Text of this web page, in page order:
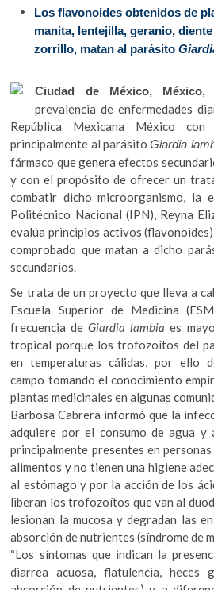
e
b
o
k
itt
er
at
s
p
p
Los flavonoides obtenidos de
manita, lentejilla, geranio,
zorrillo, matan al parásito
Ciudad de México, México,
prevalencia de enfermedades
República Mexicana México
principalmente al parásitoGiardia
fármaco que genera efectos
y con el propósito de ofrecer un
combatir dicho microorganismo, la
Politécnico Nacional (IPN), Reyna
evalúa principios activos
comprobado que matan a dicho
secundarios.
Se trata de un proyecto que lleva a
Escuela Superior de Medicina
frecuencia deGiardia lambia es
tropical porque los trofozoítos del
en temperaturas cálidas, por ello
campo tomando el conocimiento
plantas medicinales en algunas
Barbosa Cabrera informó que la
adquiere por el consumo de agua y
principalmente presentes en
alimentos y no tienen una higiene
al estómago y por la acción de los
liberan los trofozoítos que van al
lesionan la mucosa y degradan las
absorción de nutrientes (síndrome de
“Los síntomas que indican la
diarrea acuosa, flatulencia,